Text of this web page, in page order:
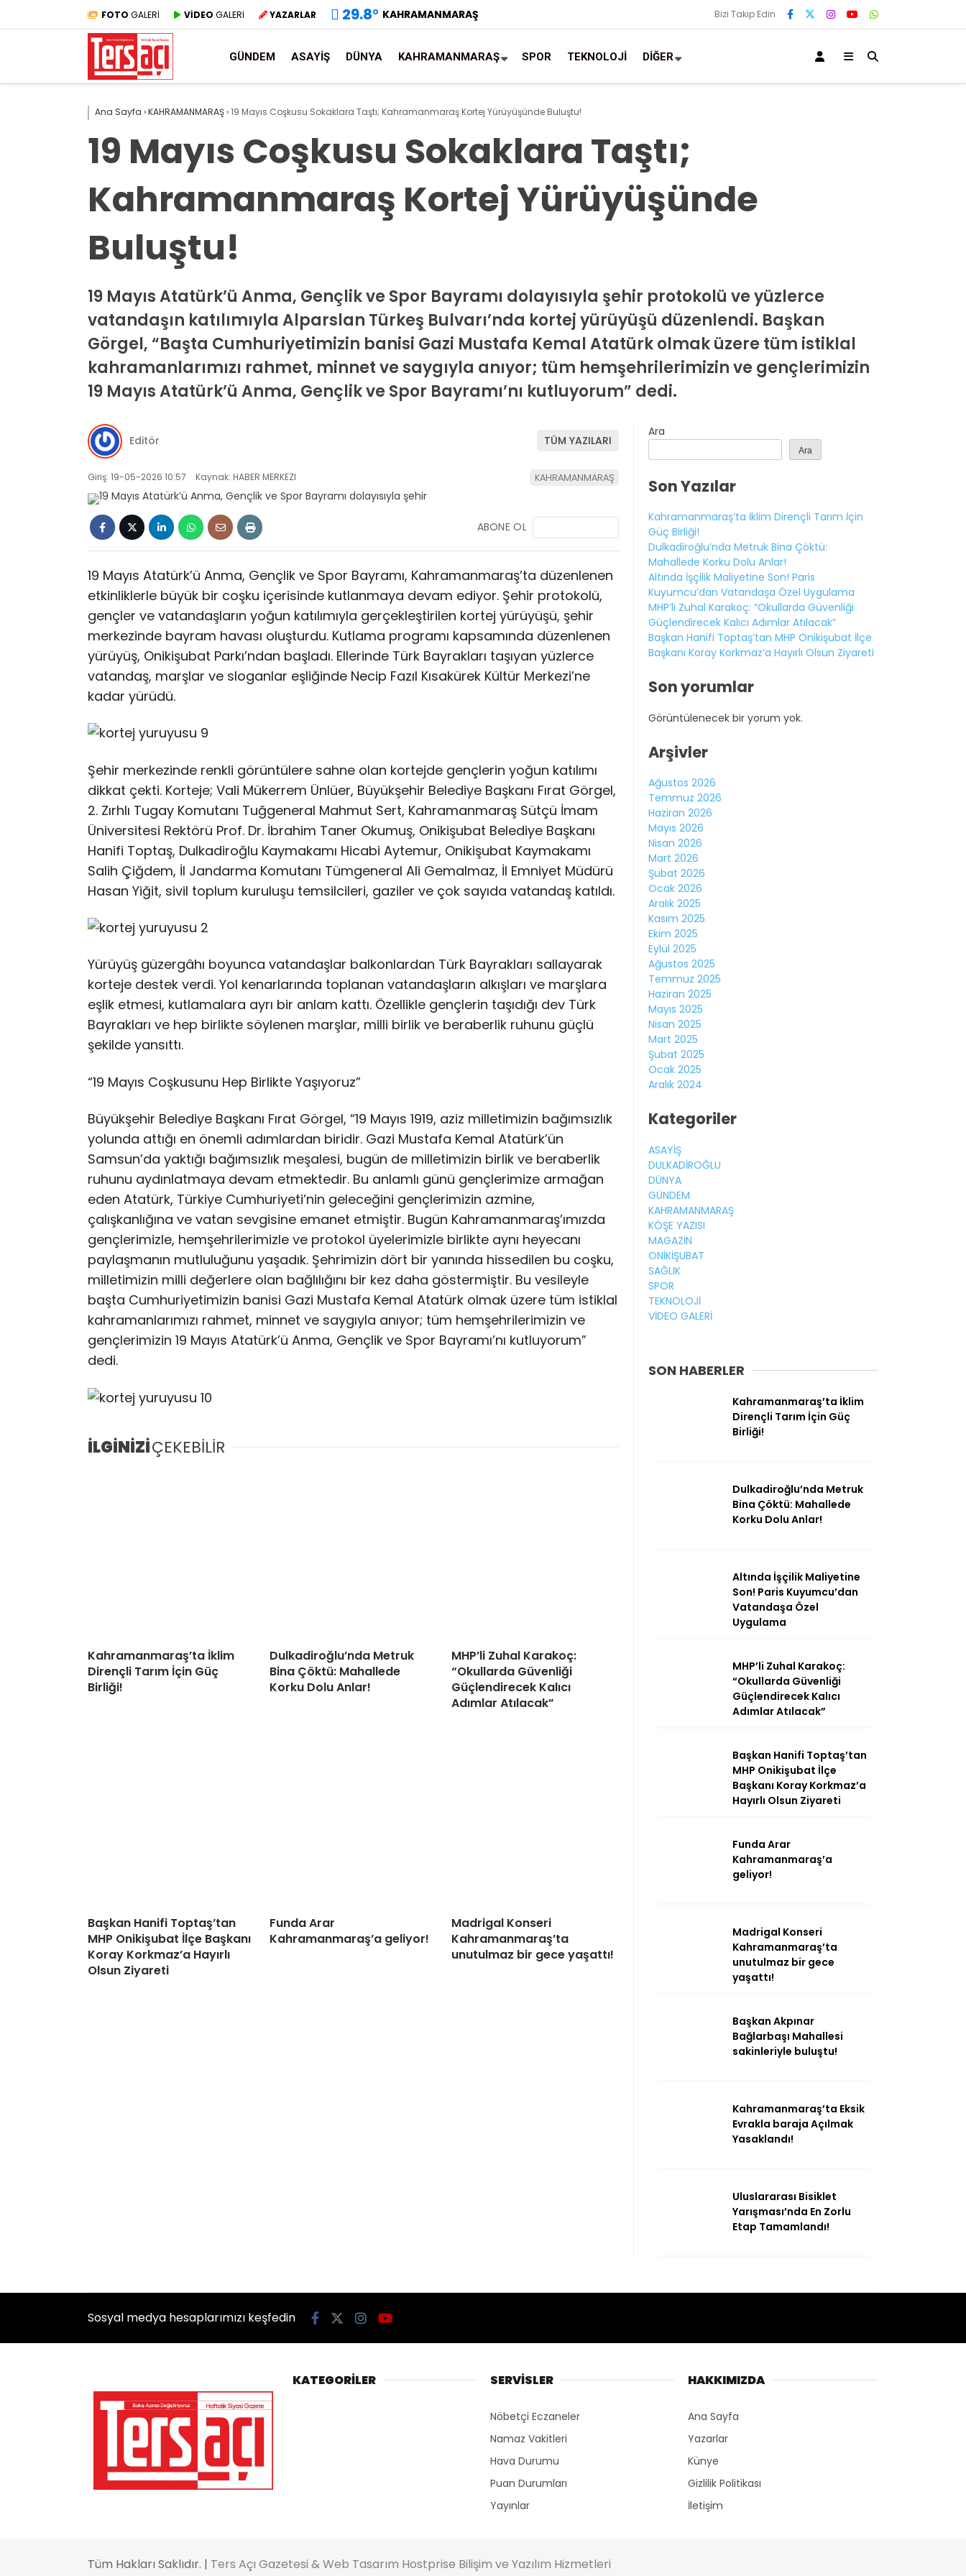
İhbar Hattı
FOTO GALERİ VİDEO GALERİ YAZARLAR 29.8° KAHRAMANMARAŞ Bizi Takip Edin
GÜNDEM ASAYİŞ DÜNYA KAHRAMANMARAŞ SPOR TEKNOLOJİ DİĞER
Ana Sayfa ›KAHRAMANMARAŞ›19 Mayıs Coşkusu Sokaklara Taştı; Kahramanmaraş Kortej Yürüyüşünde Buluştu!
19 Mayıs Coşkusu Sokaklara Taştı;
Kahramanmaraş Kortej Yürüyüşünde
Buluştu!
19 Mayıs Atatürk’ü Anma, Gençlik ve Spor Bayramı dolayısıyla şehir protokolü ve yüzlerce
vatandaşın katılımıyla Alparslan Türkeş Bulvarı’nda kortej yürüyüşü düzenlendi. Başkan
Görgel, “Başta Cumhuriyetimizin banisi Gazi Mustafa Kemal Atatürk olmak üzere tüm istiklal
kahramanlarımızı rahmet, minnet ve saygıyla anıyor; tüm hemşehrilerimizin ve gençlerimizin
19 Mayıs Atatürk’ü Anma, Gençlik ve Spor Bayramı’nı kutluyorum” dedi.
Editör TÜM YAZILARI
Giriş: 19-05-2026 10:57 Kaynak: HABER MERKEZI KAHRAMANMARAŞ
ABONE OL
19 Mayıs Atatürk’ü Anma, Gençlik ve Spor Bayramı, Kahramanmaraş’ta düzenlenen
etkinliklerle büyük bir coşku içerisinde kutlanmaya devam ediyor. Şehir protokolü,
gençler ve vatandaşların yoğun katılımıyla gerçekleştirilen kortej yürüyüşü, şehir
merkezinde bayram havası oluşturdu. Kutlama programı kapsamında düzenlenen
yürüyüş, Onikişubat Parkı’ndan başladı. Ellerinde Türk Bayrakları taşıyan yüzlerce
vatandaş, marşlar ve sloganlar eşliğinde Necip Fazıl Kısakürek Kültür Merkezi’ne
kadar yürüdü.
Şehir merkezinde renkli görüntülere sahne olan kortejde gençlerin yoğun katılımı
dikkat çekti. Korteje; Vali Mükerrem Ünlüer, Büyükşehir Belediye Başkanı Fırat Görgel,
2. Zırhlı Tugay Komutanı Tuğgeneral Mahmut Sert, Kahramanmaraş Sütçü İmam
Üniversitesi Rektörü Prof. Dr. İbrahim Taner Okumuş, Onikişubat Belediye Başkanı
Hanifi Toptaş, Dulkadiroğlu Kaymakamı Hicabi Aytemur, Onikişubat Kaymakamı
Salih Çiğdem, İl Jandarma Komutanı Tümgeneral Ali Gemalmaz, İl Emniyet Müdürü
Hasan Yiğit, sivil toplum kuruluşu temsilcileri, gaziler ve çok sayıda vatandaş katıldı.
Yürüyüş güzergâhı boyunca vatandaşlar balkonlardan Türk Bayrakları sallayarak
korteje destek verdi. Yol kenarlarında toplanan vatandaşların alkışları ve marşlara
eşlik etmesi, kutlamalara ayrı bir anlam kattı. Özellikle gençlerin taşıdığı dev Türk
Bayrakları ve hep birlikte söylenen marşlar, milli birlik ve beraberlik ruhunu güçlü
şekilde yansıttı.
“19 Mayıs Coşkusunu Hep Birlikte Yaşıyoruz”
Büyükşehir Belediye Başkanı Fırat Görgel, “19 Mayıs 1919, aziz milletimizin bağımsızlık
yolunda attığı en önemli adımlardan biridir. Gazi Mustafa Kemal Atatürk’ün
Samsun’da yaktığı bağımsızlık meşalesi, bugün de milletimizin birlik ve beraberlik
ruhunu aydınlatmaya devam etmektedir. Bu anlamlı günü gençlerimize armağan
eden Atatürk, Türkiye Cumhuriyeti’nin geleceğini gençlerimizin azmine,
çalışkanlığına ve vatan sevgisine emanet etmiştir. Bugün Kahramanmaraş’ımızda
gençlerimizle, hemşehrilerimizle ve protokol üyelerimizle birlikte aynı heyecanı
paylaşmanın mutluluğunu yaşadık. Şehrimizin dört bir yanında hissedilen bu coşku,
milletimizin milli değerlere olan bağlılığını bir kez daha göstermiştir. Bu vesileyle
başta Cumhuriyetimizin banisi Gazi Mustafa Kemal Atatürk olmak üzere tüm istiklal
kahramanlarımızı rahmet, minnet ve saygıyla anıyor; tüm hemşehrilerimizin ve
gençlerimizin 19 Mayıs Atatürk’ü Anma, Gençlik ve Spor Bayramı’nı kutluyorum”
dedi.
İLGİNİZİÇEKEBİLİR
Kahramanmaraş’ta İklim
Dirençli Tarım İçin Güç
Birliği!
Dulkadiroğlu’nda Metruk
Bina Çöktü: Mahallede
Korku Dolu Anlar!
MHP’li Zuhal Karakoç:
“Okullarda Güvenliği
Güçlendirecek Kalıcı
Adımlar Atılacak”
Başkan Hanifi Toptaş’tan
MHP Onikişubat İlçe Başkanı
Koray Korkmaz’a Hayırlı
Olsun Ziyareti
Funda Arar
Kahramanmaraş’a geliyor!
Madrigal Konseri
Kahramanmaraş’ta
unutulmaz bir gece yaşattı!
Ara
Ara
Son Yazılar
Kahramanmaraş’ta İklim Dirençli Tarım İçin
Güç Birliği!
Dulkadiroğlu’nda Metruk Bina Çöktü:
Mahallede Korku Dolu Anlar!
Altında İşçilik Maliyetine Son! Paris
Kuyumcu’dan Vatandaşa Özel Uygulama
MHP’li Zuhal Karakoç: “Okullarda Güvenliği
Güçlendirecek Kalıcı Adımlar Atılacak”
Başkan Hanifi Toptaş’tan MHP Onikişubat İlçe
Başkanı Koray Korkmaz’a Hayırlı Olsun Ziyareti
Son yorumlar
Görüntülenecek bir yorum yok.
Arşivler
Ağustos 2026
Temmuz 2026
Haziran 2026
Mayıs 2026
Nisan 2026
Mart 2026
Şubat 2026
Ocak 2026
Aralık 2025
Kasım 2025
Ekim 2025
Eylül 2025
Ağustos 2025
Temmuz 2025
Haziran 2025
Mayıs 2025
Nisan 2025
Mart 2025
Şubat 2025
Ocak 2025
Aralık 2024
Kategoriler
ASAYİŞ
DULKADİROĞLU
DÜNYA
GÜNDEM
KAHRAMANMARAŞ
KÖŞE YAZISI
MAGAZİN
ONİKİŞUBAT
SAĞLIK
SPOR
TEKNOLOJİ
VİDEO GALERİ
SON HABERLER
Kahramanmaraş’ta İklim
Dirençli Tarım İçin Güç
Birliği!
Dulkadiroğlu’nda Metruk
Bina Çöktü: Mahallede
Korku Dolu Anlar!
Altında İşçilik Maliyetine
Son! Paris Kuyumcu’dan
Vatandaşa Özel
Uygulama
MHP’li Zuhal Karakoç:
“Okullarda Güvenliği
Güçlendirecek Kalıcı
Adımlar Atılacak”
Başkan Hanifi Toptaş’tan
MHP Onikişubat İlçe
Başkanı Koray Korkmaz’a
Hayırlı Olsun Ziyareti
Funda Arar
Kahramanmaraş’a
geliyor!
Madrigal Konseri
Kahramanmaraş’ta
unutulmaz bir gece
yaşattı!
Başkan Akpınar
Bağlarbaşı Mahallesi
sakinleriyle buluştu!
Kahramanmaraş’ta Eksik
Evrakla baraja Açılmak
Yasaklandı!
Uluslararası Bisiklet
Yarışması’nda En Zorlu
Etap Tamamlandı!
Sosyal medya hesaplarımızı keşfedin
KATEGORİLER SERVİSLER
Nöbetçi Eczaneler
Namaz Vakitleri
Hava Durumu
Puan Durumları
Yayınlar
HAKKIMIZDA
Ana Sayfa
Yazarlar
Künye
Gizlilik Politikası
İletişim
Tüm Hakları Saklıdır. | Ters Açı Gazetesi & Web Tasarım Hostprise Bilişim ve Yazılım Hizmetleri